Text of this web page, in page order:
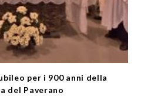
per i 900 anni della
del Paverano